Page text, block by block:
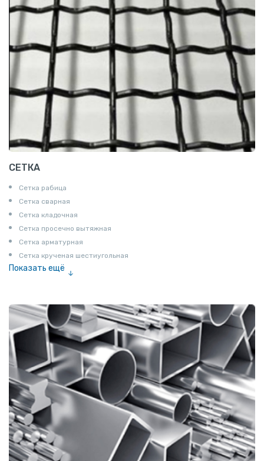
СЕТКА
Сетка рабица
Сетка сварная
Сетка кладочная
Сетка просечно вытяжная
Сетка арматурная
Сетка крученая шестиугольная
Показать ещё